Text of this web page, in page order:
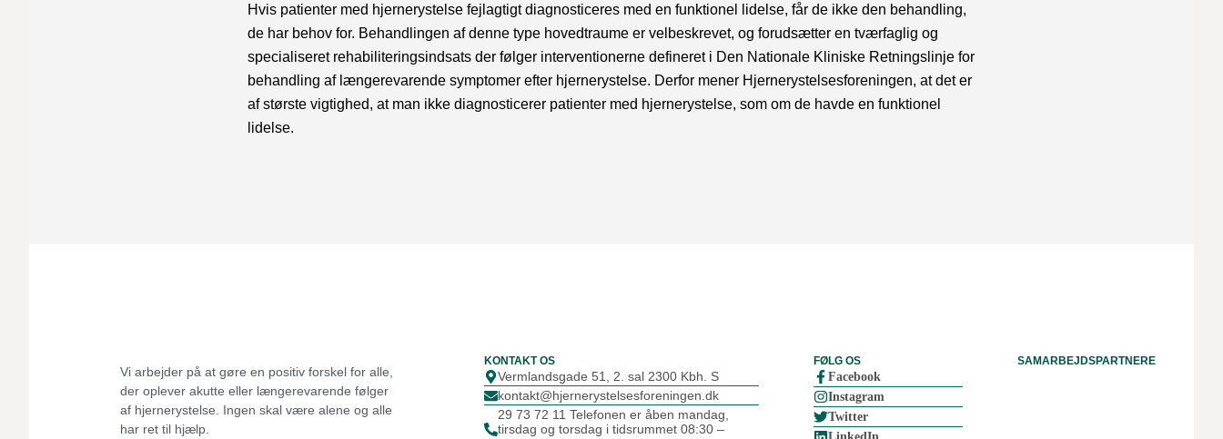
Hvis patienter med hjernerystelse fejlagtigt diagnosticeres med en funktionel lidelse, får de ikke den behandling,
de har behov for. Behandlingen af denne type hovedtraume er velbeskrevet, og forudsætter en tværfaglig og
specialiseret rehabiliteringsindsats der følger interventionerne defineret i Den Nationale Kliniske Retningslinje for
behandling af længerevarende symptomer efter hjernerystelse. Derfor mener Hjernerystelsesforeningen, at det er
af største vigtighed, at man ikke diagnosticerer patienter med hjernerystelse, som om de havde en funktionel
lidelse.
Vi arbejder på at gøre en positiv forskel for alle,
der oplever akutte eller længerevarende følger
af hjernerystelse. Ingen skal være alene og alle
har ret til hjælp.
KONTAKT OS
Vermlandsgade 51, 2. sal 2300 Kbh. S
kontakt@hjernerystelsesforeningen.dk
29 73 72 11 Telefonen er åben mandag,
tirsdag og torsdag i tidsrummet 08:30 –
FØLG OS
Facebook
Instagram
Twitter
SAMARBEJDSPARTNERE